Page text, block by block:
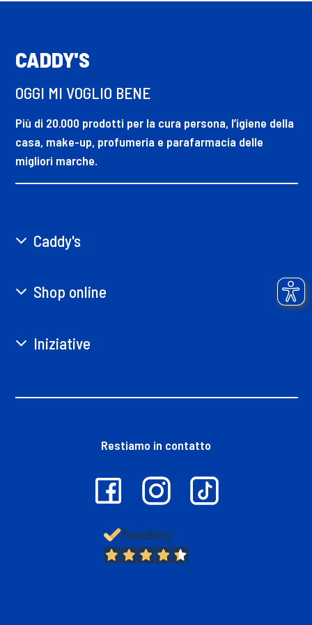
CADDY'S
OGGI MI VOGLIO BENE
Più di 20.000 prodotti per la cura persona, l’igiene della
casa, make-up, profumeria e parafarmacia delle
migliori marche.
Caddy's
Shop online
Iniziative
Restiamo in contatto